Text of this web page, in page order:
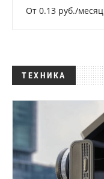
От 0.13 руб./месяц
ТЕХНИКА